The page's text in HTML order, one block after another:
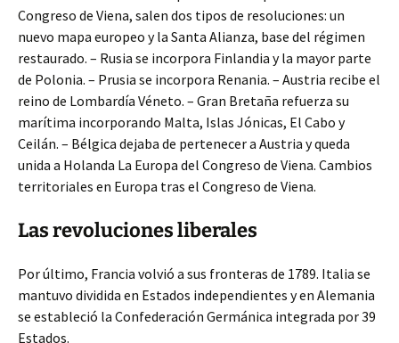
Congreso de Viena, salen dos tipos de resoluciones: un
nuevo mapa europeo y la Santa Alianza, base del régimen
restaurado. – Rusia se incorpora Finlandia y la mayor parte
de Polonia. – Prusia se incorpora Renania. – Austria recibe el
reino de Lombardía Véneto. – Gran Bretaña refuerza su
marítima incorporando Malta, Islas Jónicas, El Cabo y
Ceilán. – Bélgica dejaba de pertenecer a Austria y queda
unida a Holanda La Europa del Congreso de Viena. Cambios
territoriales en Europa tras el Congreso de Viena.
Las revoluciones liberales
Por último, Francia volvió a sus fronteras de 1789. Italia se
mantuvo dividida en Estados independientes y en Alemania
se estableció la Confederación Germánica integrada por 39
Estados.